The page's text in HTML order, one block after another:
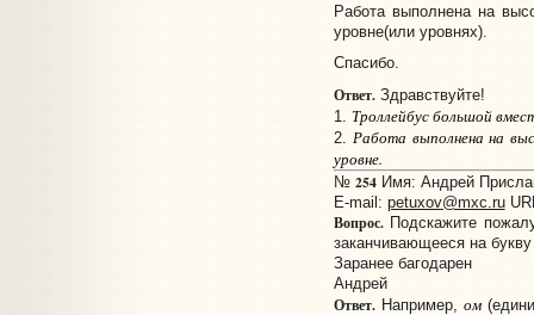
Работа выполнена на
уровне(или уровнях).
Спасибо.
Ответ.Здравствуйте!
1. Троллейбус большой
2.Работа выполнена на
уровне.
№ 254Имя: Андрей
E-mail: petuxov@mxc.ru
Вопрос.Подскажите
заканчивающееся на
Заранее багодарен
Андрей
Ответ.Например, ом